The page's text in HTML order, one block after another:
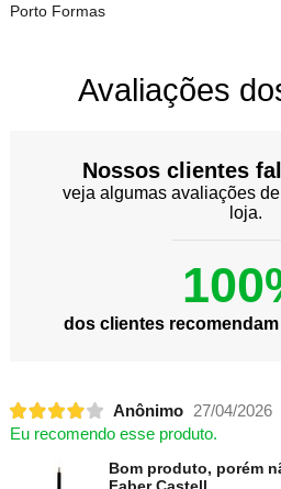
Porto Formas
Avaliações
Nossos clientes
veja algumas avaliações
loja.
dos clientes
Anônimo
27/04/2026
Eu recomendo esse produto.
Bom produto, porém